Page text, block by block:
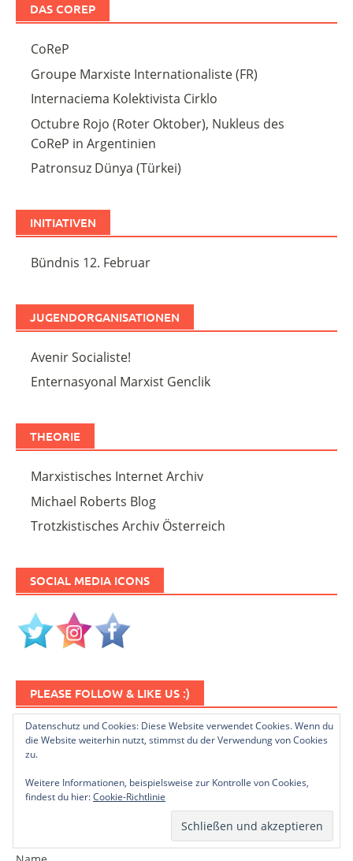
DAS COREP
CoReP
Groupe Marxiste Internationaliste (FR)
Internaciema Kolektivista Cirklo
Octubre Rojo (Roter Oktober), Nukleus des
CoReP in Argentinien
Patronsuz Dünya (Türkei)
INITIATIVEN
Bündnis 12. Februar
JUGENDORGANISATIONEN
Avenir Socialiste!
Enternasyonal Marxist Genclik
THEORIE
Marxistisches Internet Archiv
Michael Roberts Blog
Trotzkistisches Archiv Österreich
SOCIAL MEDIA ICONS
PLEASE FOLLOW & LIKE US :)
NEWSLETTER ABONNIEREN
Datenschutz und Cookies: Diese Website verwendet Cookies. Wenn du
die Website weiterhin nutzt, stimmst du der Verwendung von Cookies
zu.
Weitere Informationen, beispielsweise zur Kontrolle von Cookies,
findest du hier:Cookie-Richtlinie